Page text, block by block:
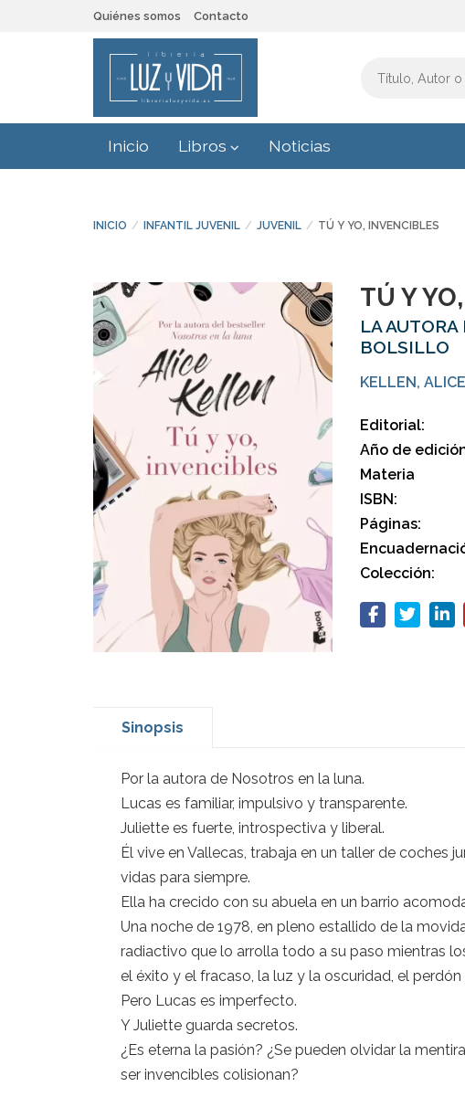
Quiénes somos Contacto
Inicio Libros Noticias
INICIO INFANTIL JUVENIL JUVENIL TÚ Y YO, INVENCIBLES
TÚ Y
LA
BOLSILLO
KELLEN, ALICE
Editorial:
Año de
Materia
ISBN:
Páginas:
Colección:
Sinopsis
Por la autora de Nosotros en la luna.
Lucas es familiar, impulsivo y transparente.
Juliette es fuerte, introspectiva y liberal.
Él vive en Vallecas, trabaja en un taller de coches
vidas para siempre.
Ella ha crecido con su abuela en un barrio
Una noche de 1978, en pleno estallido de la
radiactivo que lo arrolla todo a su paso mientras
el éxito y el fracaso, la luz y la oscuridad, el
Pero Lucas es imperfecto.
Y Juliette guarda secretos.
¿Es eterna la pasión? ¿Se pueden olvidar la
ser invencibles colisionan?